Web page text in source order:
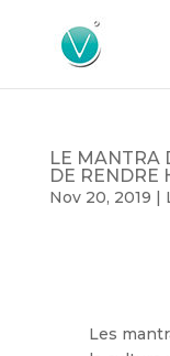
LE MANTRA
DE RENDRE
Nov 20, 2019 |
Les